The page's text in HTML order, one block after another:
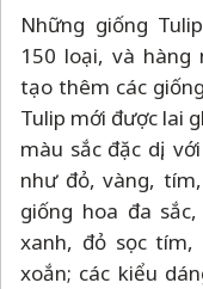
Những giống
150 loại, và hàng
tạo thêm các
Tulip mới được lai
màu sắc đặc dị,
như đỏ, vàng,
giống hoa đa
xanh, đỏ sọc tím,
xoắn; các kiểu